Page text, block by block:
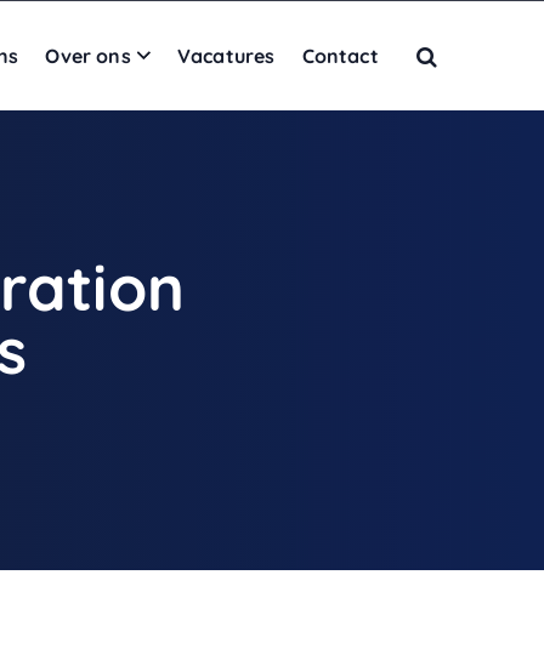
Over ons Vacatures Contact